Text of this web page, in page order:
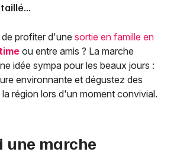
profiter d'une sortie en famille en
ou entre amis ? La marche
idée sympa pour les beaux jours :
environnante et dégustez des
région lors d'un moment convivial.
une marche